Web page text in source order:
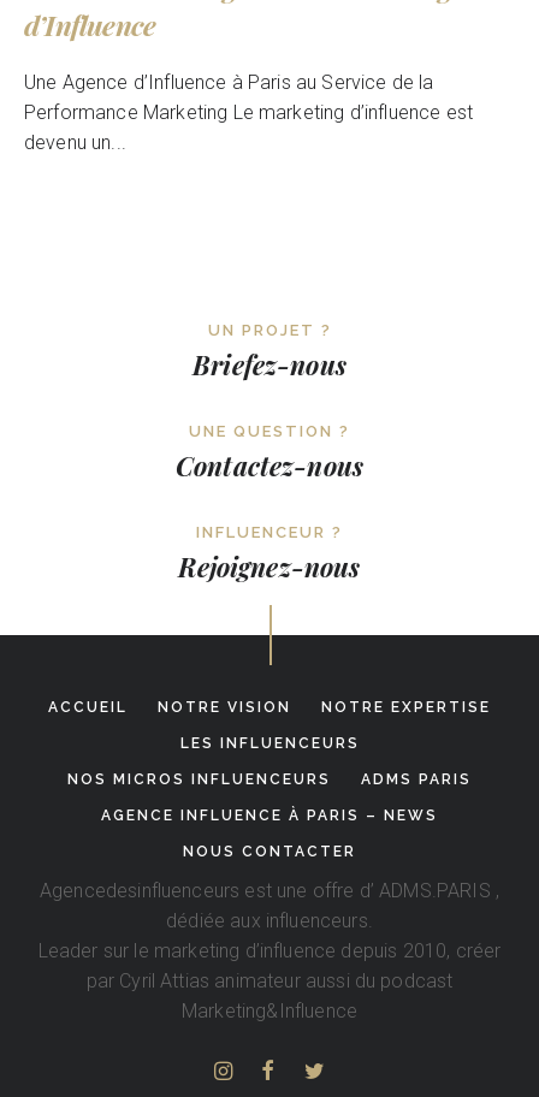
d’Influence
Une Agence d’Influence à Paris au Service de la
Performance Marketing Le marketing d’influence est
devenu un...
UN PROJET ?
Briefez-nous
UNE QUESTION ?
Contactez-nous
INFLUENCEUR ?
Rejoignez-nous
ACCUEIL NOTRE VISION NOTRE EXPERTISE
LES INFLUENCEURS
NOS MICROS INFLUENCEURS ADMS PARIS
AGENCE INFLUENCE À PARIS – NEWS
NOUS CONTACTER
Agencedesinfluenceurs est une offre d’ADMS.PARIS ,
dédiée aux influenceurs.
Leader sur le marketing d’influence depuis 2010, créer
par Cyril Attias animateur aussi du podcast
Marketing&Influence